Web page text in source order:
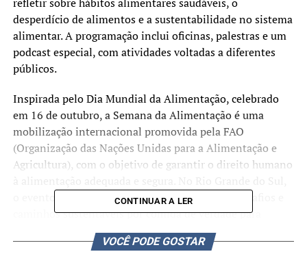
desperdício de alimentos e a sustentabilidade no sistema
alimentar. A programação inclui oficinas, palestras e um
podcast especial, com atividades voltadas a diferentes
públicos.
Inspirada pelo Dia Mundial da Alimentação, celebrado
em 16 de outubro, a Semana da Alimentação é uma
mobilização internacional promovida pela FAO
(Organização das Nações Unidas para a Alimentação e
Agricultura), com o objetivo de garantir o direito humano
o evento chega à sua 23ª edição com o tema “Desafios e
caminhos sustentáveis por comida de verdade para
CONTINUAR A LER
VOCÊ PODE GOSTAR